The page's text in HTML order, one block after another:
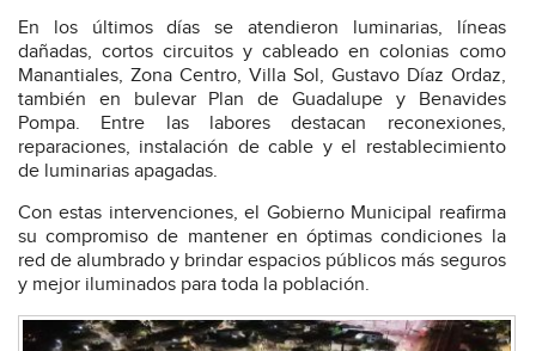
En los últimos días se atendieron luminarias, líneas
dañadas, cortos circuitos y cableado en colonias como
Manantiales, Zona Centro, Villa Sol, Gustavo Díaz Ordaz,
también en bulevar Plan de Guadalupe y Benavides
Pompa. Entre las labores destacan reconexiones,
reparaciones, instalación de cable y el restablecimiento
de luminarias apagadas.
Con estas intervenciones, el Gobierno Municipal reafirma
su compromiso de mantener en óptimas condiciones la
red de alumbrado y brindar espacios públicos más seguros
y mejor iluminados para toda la población.